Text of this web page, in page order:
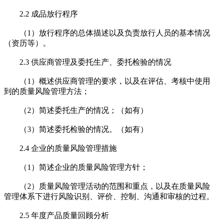
2.2 成品放行程序
（1）放行程序的总体描述以及负责放行人员的基本情况
（资历等）。
2.3 供应商管理及委托生产、委托检验的情况
（1）概述供应商管理的要求，以及在评估、考核中使用
到的质量风险管理方法；
（2）简述委托生产的情况；（如有）
（3）简述委托检验的情况。（如有）
2.4 企业的质量风险管理措施
（1）简述企业的质量风险管理方针；
（2）质量风险管理活动的范围和重点，以及在质量风险
管理体系下进行风险识别、评价、控制、沟通和审核的过程。
2.5 年度产品质量回顾分析